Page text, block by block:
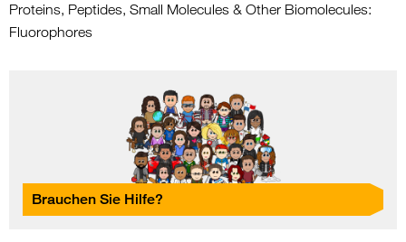
Proteins, Peptides, Small Molecules & Other Biomolecules:
Fluorophores
Brauchen Sie Hilfe?